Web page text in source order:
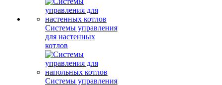
Системы управления
для настенных
котлов
Системы управления